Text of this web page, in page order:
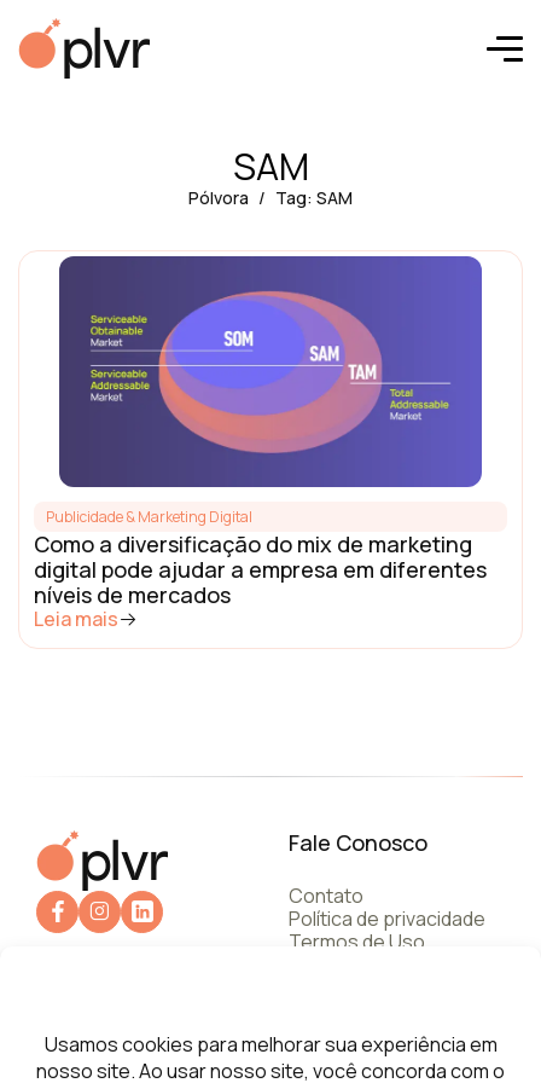
SAM
Pólvora Tag: SAM
Publicidade & Marketing Digital
Como a diversificação do mix de marketing
digital pode ajudar a empresa em diferentes
níveis de mercados
Leia mais
Fale Conosco
Contato
Política de privacidade
Termos de Uso